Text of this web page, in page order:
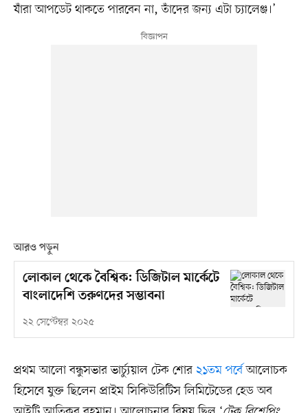
যাঁরা আপডেট থাকতে পারবেন না, তাঁদের জন্য এটা চ্যালেঞ্জ।’
আরও পড়ুন
লোকাল থেকে বৈশ্বিক: ডিজিটাল মার্কেটে
বাংলাদেশি তরুণদের সম্ভাবনা
২২ সেপ্টেম্বর ২০২৫
প্রথম আলো বন্ধুসভার ভার্চ্যুয়াল টেক শোর ২১তম পর্বেআলোচক
হিসেবে যুক্ত ছিলেন প্রাইম সিকিউরিটিস লিমিটেডের হেড অব